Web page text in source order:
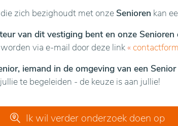
zich bezighoudt met onze Senioren kan
van dit vestiging bent en onze
via e-mail door deze link «
iemand in de omgeving van een
te begeleiden - de keuze is aan jullie!
Ik wil verder onderzoek doen op